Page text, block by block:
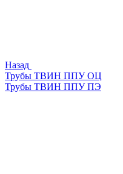
Назад
Трубы ТВИН ППУ ОЦ
Трубы ТВИН ППУ ПЭ